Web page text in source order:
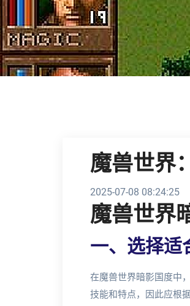
魔兽世界
2025-07-08 08:24:25
魔兽世界
一、选择适
在魔兽世界暗影国度中
技能和特点，因此应根